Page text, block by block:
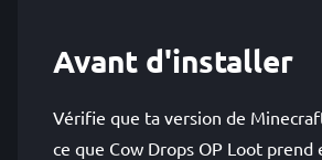
Avant d'installer
Vérifie que ta version de
ce que Cow Drops OP Loot prend